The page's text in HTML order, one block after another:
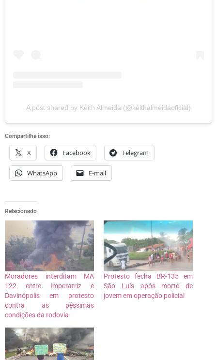
A post shared by Keith Almeida (@keithalmeidaoficial)
Compartilhe isso:
X Facebook Telegram
WhatsApp E-mail
Relacionado
Moradores interditam MA
122 entre Imperatriz e
Davinópolis em protesto
contra as péssimas
condições da rodovia
Protesto fecha BR-135 em
São Luís após morte de
jovem em operação policial